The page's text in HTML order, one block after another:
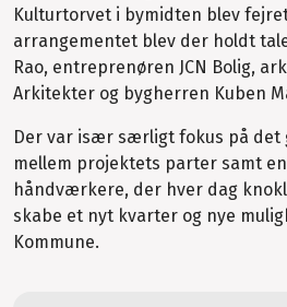
Kulturtorvet i bymidten blev
arrangementet blev der holdt
Rao, entreprenøren JCN Bolig,
Arkitekter og bygherren Kuben
Der var især særligt fokus på det
mellem projektets parter samt
håndværkere, der hver dag
skabe et nyt kvarter og nye
Kommune.